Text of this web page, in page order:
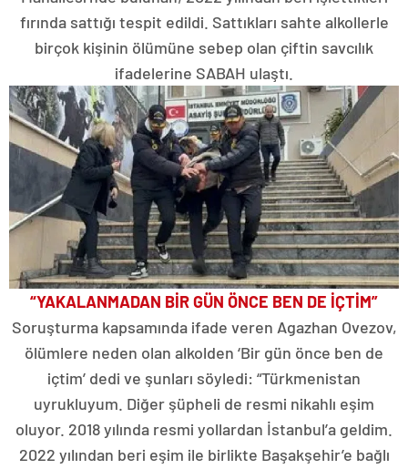
fırında sattığı tespit edildi. Sattıkları sahte alkollerle
birçok kişinin ölümüne sebep olan çiftin savcılık
ifadelerine SABAH ulaştı.
“YAKALANMADAN BİR GÜN ÖNCE BEN DE İÇTİM”
Soruşturma kapsamında ifade veren Agazhan Ovezov,
ölümlere neden olan alkolden ‘Bir gün önce ben de
içtim’ dedi ve şunları söyledi: “Türkmenistan
uyrukluyum. Diğer şüpheli de resmi nikahlı eşim
oluyor. 2018 yılında resmi yollardan İstanbul’a geldim.
2022 yılından beri eşim ile birlikte Başakşehir’e bağlı